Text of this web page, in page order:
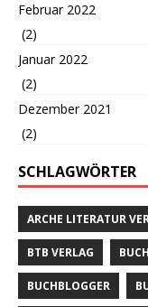
Februar 2022
(2)
Januar 2022
(2)
Dezember 2021
(2)
SCHLAGWÖRTER
ARCHE LITERATUR
BTB VERLAG
BUCHBLOGGER